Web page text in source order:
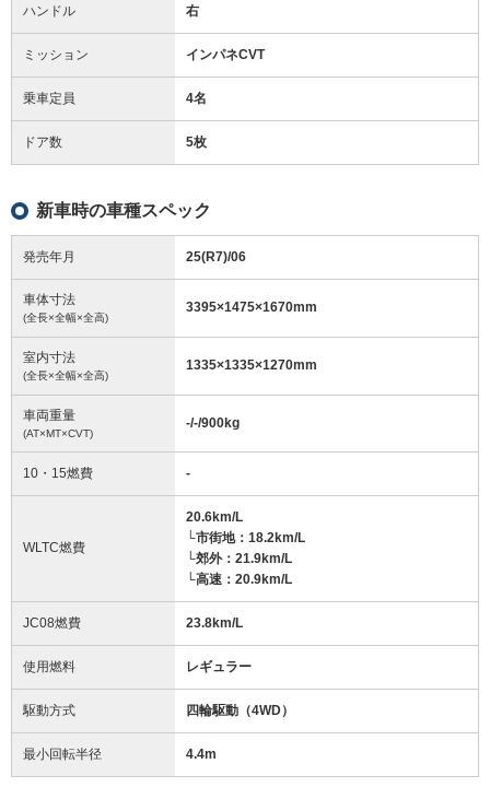
ハンドル 右
ミッション インパネCVT
乗車定員 4名
ドア数 5枚
新車時の車種スペック
発売年月 25(R7)/06
車体寸法
(全長×全幅×全高)
3395×1475×1670mm
室内寸法
(全長×全幅×全高)
1335×1335×1270mm
車両重量
(AT×MT×CVT)
-/-/900kg
10・15燃費 -
WLTC燃費
20.6km/L
└市街地：18.2km/L
└郊外：21.9km/L
└高速：20.9km/L
JC08燃費 23.8km/L
使用燃料 レギュラー
駆動方式 四輪駆動（4WD）
最小回転半径 4.4m